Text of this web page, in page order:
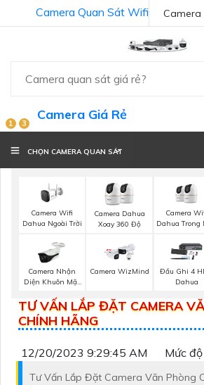
Camera
Camera Quan Sát Wifi
1 3
Camera Giá Rẻ
CHỌN CAMERA QUAN SÁT
Camera Wifi
Dahua Ngoài Trời
Camera Dahua
Xoay 360 Độ
Camera
Dahua Trong
Camera Nhận
Diện Khuôn Mặt
Camera WizMind
Đầu Ghi 4
Dahua
TƯ VẤN LẮP ĐẶT CAMERA
CHÍNH HÃNG
12/20/2023 9:29:45 AM Mức
Tư Vấn Lắp Đặt Camera Văn Phòng